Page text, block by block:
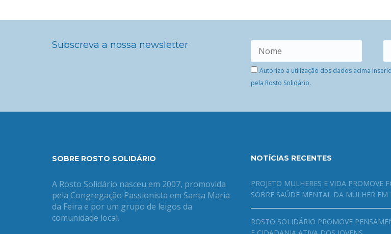
Subscreva a nossa newsletter
Autorizo a utilização dos dados acima
pela Rosto Solidário.
SOBRE ROSTO SOLIDÁRIO
A Rosto Solidário nasceu em 2007, promovida
pela Congregação Passionista em Santa Maria
da Feira e por um grupo de leigos da
comunidade local.
NOTÍCIAS RECENTES
PROJETO MULHERES E VIDA PROMOVE
SOBRE SAÚDE MENTAL DA MULHER
ROSTO SOLIDÁRIO PROMOVE